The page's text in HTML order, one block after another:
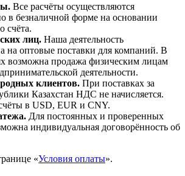
Все расчёты осуществляются
в безналичной форме на основании
счёта.
лиц. Наша деятельность
на оптовые поставки для компаний. В
возможна продажа физическим лицам
деятельности.
клиентов. При поставках за
Казахстан НДС не начисляется.
в USD, EUR и CNY.
Для постоянных и проверенных
индивидуальная договорённость об
«Условия оплаты».